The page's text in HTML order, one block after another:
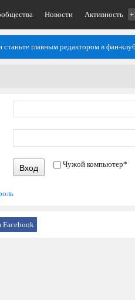
Новости Активность
станьте главным редактором в фан-
Вход Чужой компьютер*
Facebook